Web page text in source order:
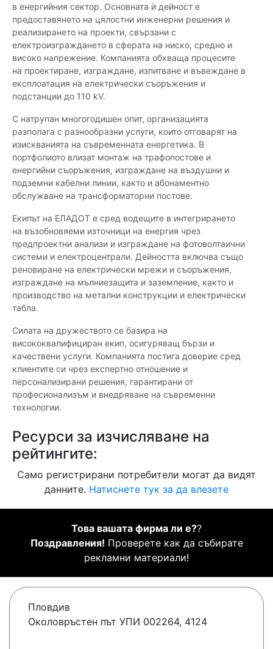
в енергийния сектор. Основната ѝ дейност е
предоставянето на цялостни инженерни решения и
реализирането на проекти, свързани с
електроизграждането в сферата на ниско, средно и
високо напрежение. Компанията обхваща процесите
на проектиране, изграждане, изпитване и въвеждане в
експлоатация на електрически съоръжения и
подстанции до 110 kV.
С натрупан многогодишен опит, организацията
разполага с разнообразни услуги, които отговарят на
изискванията на съвременната енергетика. В
портфолиото влизат монтаж на трафопостове и
енергийни съоръжения, изграждане на въздушни и
подземни кабелни линии, както и абонаментно
обслужване на трансформаторни постове.
Екипът на ЕЛАДОТ е сред водещите в интегрирането
на възобновяеми източници на енергия чрез
предпроектни анализи и изграждане на фотоволтаични
системи и електроцентрали. Дейността включва също
реновиране на електрически мрежи и съоръжения,
изграждане на мълниезащита и заземление, както и
производство на метални конструкции и електрически
табла.
Силата на дружеството се базира на
висококвалифициран екип, осигуряващ бързи и
качествени услуги. Компанията постига доверие сред
клиентите си чрез експертно отношение и
персонализирани решения, гарантирани от
професионализъм и внедряване на съвременни
технологии.
Ресурси за изчисляване на
рейтингите:
Само регистрирани потребители могат да видят
данните. Натиснете тук за да влезете
Това вашата фирма ли е??
Поздравления! Проверете как да събирате
рекламни материали!
Пловдив
Околовръстен път УПИ 002264, 4124